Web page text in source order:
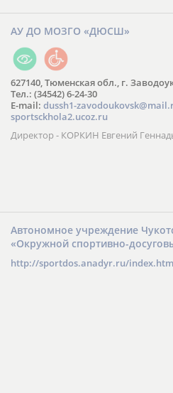
АУ ДО МОЗГО «ДЮСШ»
627140, Тюменская обл., г.
Тел.: (34542) 6-24-30
​E-mail: dussh1-
sportsckhola2.ucoz.ru
Директор - КОРКИН Евгений
Автономное учреждение
«Окружной спортивно-
http://sportdos.anadyr.ru/